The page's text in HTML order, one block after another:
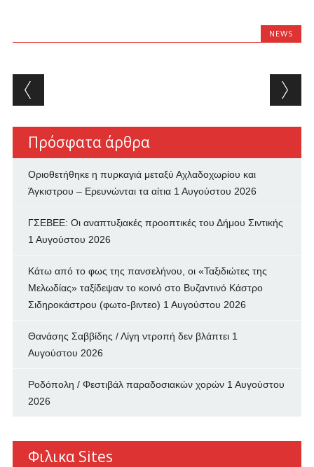
NEWS
Post navigation
Πρόσφατα άρθρα
Οριοθετήθηκε η πυρκαγιά μεταξύ Αχλαδοχωρίου και
Άγκιστρου – Ερευνώνται τα αίτια 1 Αυγούστου 2026
ΓΣΕΒΕΕ: Οι αναπτυξιακές προοπτικές του Δήμου Σιντικής
1 Αυγούστου 2026
Κάτω από το φως της πανσελήνου, οι «Ταξιδιώτες της
Μελωδίας» ταξίδεψαν το κοινό στο Βυζαντινό Κάστρο
Σιδηροκάστρου (φωτο-βιντεο) 1 Αυγούστου 2026
Θανάσης Σαββίδης / Λίγη ντροπή δεν βλάπτει 1
Αυγούστου 2026
Ροδόπολη / Φεστιβάλ παραδοσιακών χορών 1 Αυγούστου
2026
Φιλικα Sites